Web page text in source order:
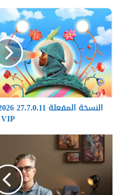
النسخة
المفعلة
Adobe
Photoshop
2026
27.7.0.11
اصدار
VIP
VIP
Domestika
Fantasy
Painting